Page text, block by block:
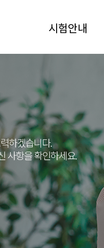
시험안내
하겠습니다.
사항을 확인하세요.